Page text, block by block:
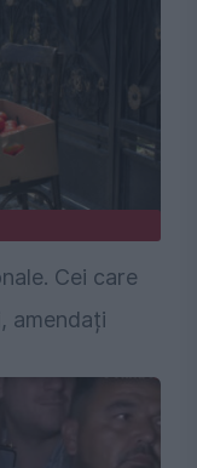
Cei care
amendați